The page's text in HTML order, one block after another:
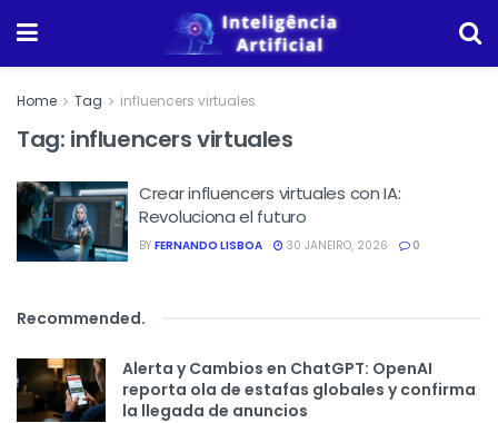
Home Tag influencers virtuales
Tag: influencers virtuales
Crear influencers virtuales con IA:
Revoluciona el futuro
BY FERNANDO LISBOA 30 JANEIRO, 2026 0
Recommended.
Alerta y Cambios en ChatGPT: OpenAI
reporta ola de estafas globales y confirma
la llegada de anuncios